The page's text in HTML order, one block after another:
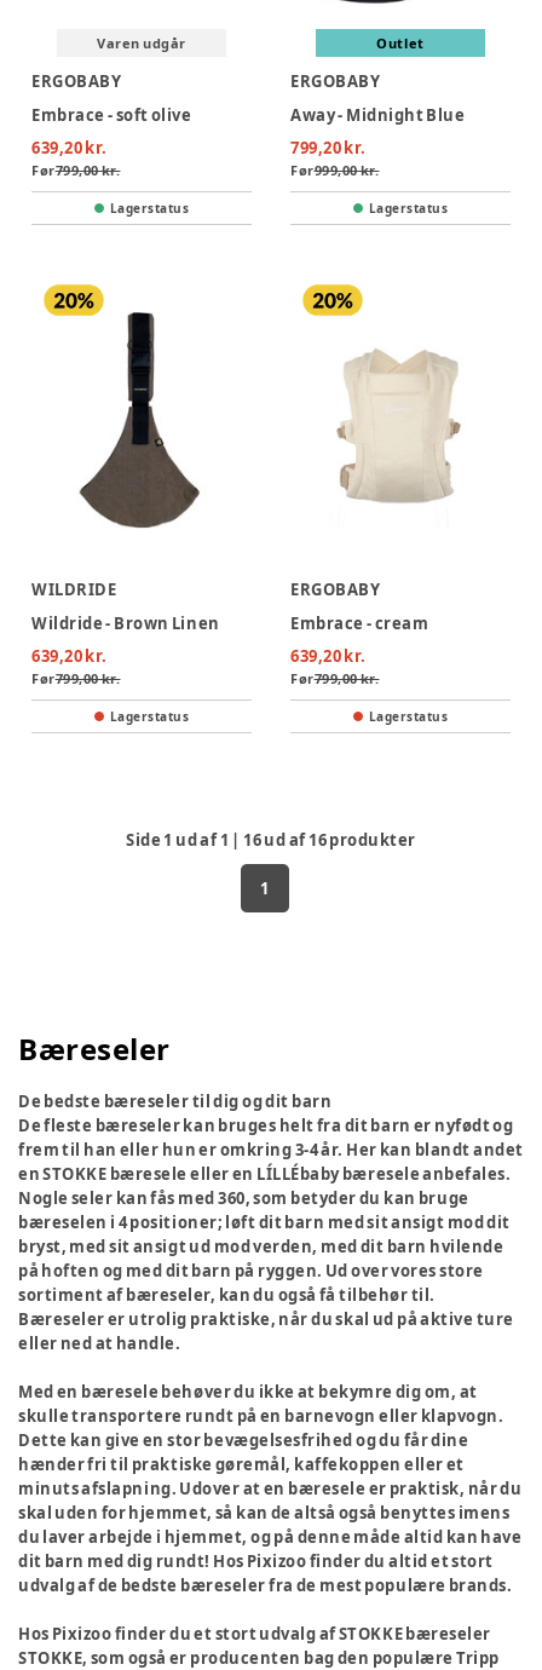
Varen udgår
ERGOBABY
Embrace - soft olive
639,20 kr.
Før799,00 kr.
Lagerstatus
Outlet
ERGOBABY
Away - Midnight Blue
799,20 kr.
Før999,00 kr.
Lagerstatus
WILDRIDE
Wildride - Brown Linen
639,20 kr.
Før799,00 kr.
Lagerstatus
ERGOBABY
Embrace - cream
639,20 kr.
Før799,00 kr.
Lagerstatus
Side 1 ud af1 | 16ud af16produkter
1
Bæreseler
De bedste bæreseler til dig og dit barn
De fleste bæreseler kan bruges helt fra dit barn er nyfødt og
frem til han eller hun er omkring 3-4 år. Her kan blandt andet
en STOKKE bæresele eller en LÍLLÉbaby bæresele anbefales.
Nogle seler kan fås med 360, som betyder du kan bruge
bæreselen i 4 positioner; løft dit barn med sit ansigt mod dit
bryst, med sit ansigt ud mod verden, med dit barn hvilende
på hoften og med dit barn på ryggen. Ud over vores store
sortiment af bæreseler, kan du også få tilbehør til.
Bæreseler er utrolig praktiske, når du skal ud på aktive ture
eller ned at handle.
Med en bæresele behøver du ikke at bekymre dig om, at
skulle transportere rundt på en barnevogn eller klapvogn.
Dette kan give en stor bevægelsesfrihed og du får dine
hænder fri til praktiske gøremål, kaffekoppen eller et
minuts afslapning. Udover at en bæresele er praktisk, når du
skal uden for hjemmet, så kan de altså også benyttes imens
du laver arbejde i hjemmet, og på denne måde altid kan have
dit barn med dig rundt! Hos Pixizoo finder du altid et stort
udvalg af de bedste bæreseler fra de mest populære brands.
Hos Pixizoo finder du et stort udvalg af STOKKE bæreseler
STOKKE, som også er producenten bag den populære Tripp